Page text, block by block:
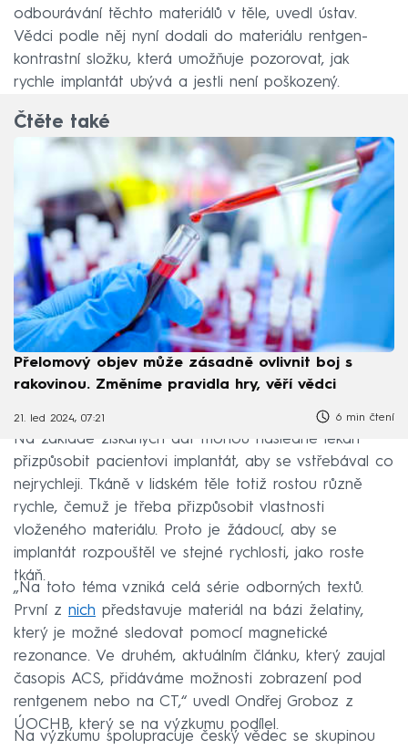
odbourávání těchto materiálů v těle, uvedl ústav.
Vědci podle něj nyní dodali do materiálu rentgen-
kontrastní složku, která umožňuje pozorovat, jak
rychle implantát ubývá a jestli není poškozený.
Čtěte také
Přelomový objev může zásadně ovlivnit boj s
rakovinou. Změníme pravidla hry, věří vědci
21. led 2024, 07:21 6 min čtení
Na základě získaných dat mohou následně lékaři
přizpůsobit pacientovi implantát, aby se vstřebával co
nejrychleji. Tkáně v lidském těle totiž rostou různě
rychle, čemuž je třeba přizpůsobit vlastnosti
vloženého materiálu. Proto je žádoucí, aby se
implantát rozpouštěl ve stejné rychlosti, jako roste
tkáň.
„Na toto téma vzniká celá série odborných textů.
První z nich představuje materiál na bázi želatiny,
který je možné sledovat pomocí magnetické
rezonance. Ve druhém, aktuálním článku, který zaujal
časopis ACS, přidáváme možnosti zobrazení pod
rentgenem nebo na CT,“ uvedl Ondřej Groboz z
ÚOCHB, který se na výzkumu podílel.
Na výzkumu spolupracuje český vědec se skupinou